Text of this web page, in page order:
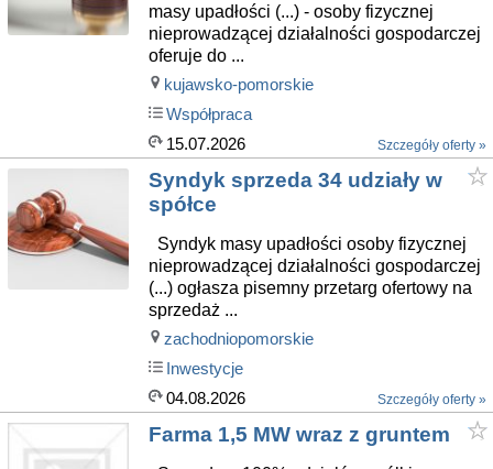
masy upadłości (...) - osoby fizycznej
nieprowadzącej działalności gospodarczej
oferuje do ...
kujawsko-pomorskie
Współpraca
15.07.2026
Szczegóły oferty »
Syndyk sprzeda 34 udziały w
spółce
Syndyk masy upadłości osoby fizycznej
nieprowadzącej działalności gospodarczej
(...) ogłasza pisemny przetarg ofertowy na
sprzedaż ...
zachodniopomorskie
Inwestycje
04.08.2026
Szczegóły oferty »
Farma 1,5 MW wraz z gruntem